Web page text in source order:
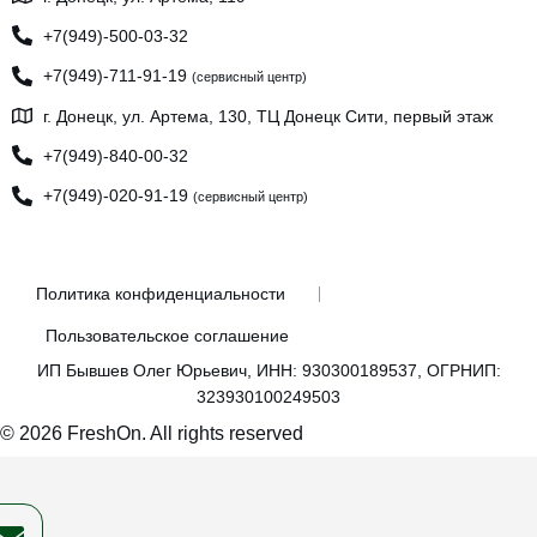
+7(949)-500-03-32
+7(949)-711-91-19(сервисный центр)
г. Донецк, ул. Артема, 130, ТЦ Донецк Сити, первый этаж
+7(949)-840-00-32
+7(949)-020-91-19(сервисный центр)
Политика конфиденциальности
Пользовательское соглашение
ИП Бывшев Олег Юрьевич, ИНН: 930300189537, ОГРНИП:
323930100249503
© 2026 FreshOn. All rights reserved